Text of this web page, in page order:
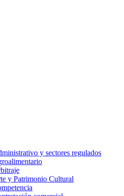
y sectores regulados
y Patrimonio Cultural